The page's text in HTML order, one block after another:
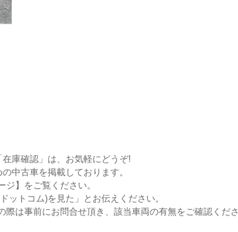
庫確認」は、お気軽にどうぞ!
中古車を掲載しております。
】をご覧ください。
ットコム)を見た」とお伝えください。
は事前にお問合せ頂き、該当車両の有無をご確認くださ